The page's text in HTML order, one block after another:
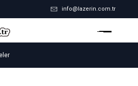
info@lazerin.com.tr